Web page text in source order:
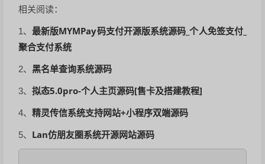
相关阅读：
1、最新版MYMPay码支付开源版系统源码_个人免签支付_
聚合支付系统
2、 黑名单查询系统源码
3、 拟态5.0pro-个人主页源码[售卡及搭建教程]
4、 精灵传信系统支持网站+小程序双端源码
5、 Lan仿朋友圈系统开源网站源码